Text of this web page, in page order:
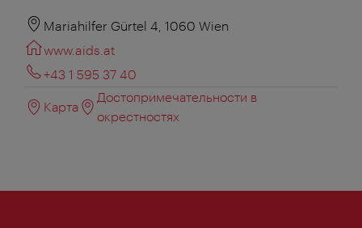
Mariahilfer Gürtel 4, 1060 Wien
www.aids.at
+43 1 595 37 40
Карта
Достопримечательности в
окрестностях